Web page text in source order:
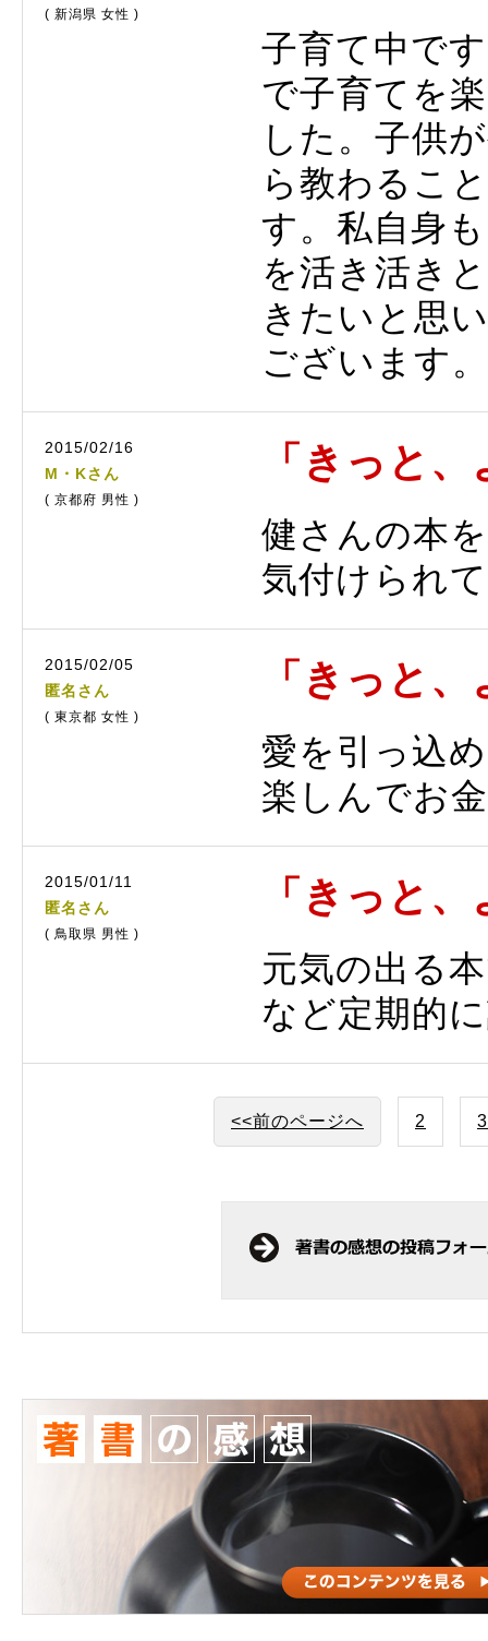
( 新潟県 女性 )
子育て中で
で子育てを
した。子供
ら教わるこ
す。私自身
を活き活き
きたいと思
ございます。
2015/02/16
M・Kさん
( 京都府 男性 )
「きっと
健さんの本
気付けられ
2015/02/05
匿名さん
( 東京都 女性 )
「きっと
愛を引っ込
楽しんでお
2015/01/11
匿名さん
( 鳥取県 男性 )
「きっと
元気の出る
など定期的
<<前のページへ 2 3